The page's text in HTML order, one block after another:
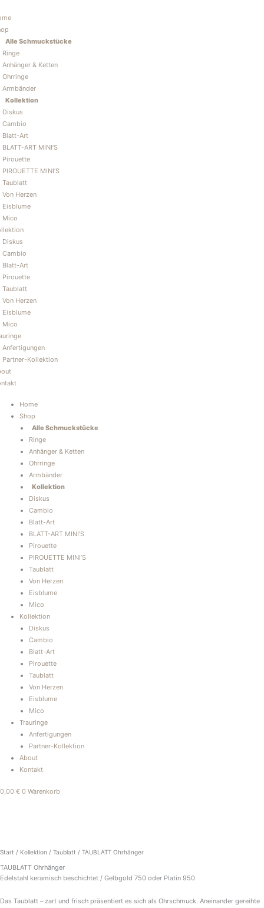
Inhalt
springen
Alle Schmuckstücke
Ringe
Anhänger & Ketten
Ohrringe
Armbänder
Kollektion
Diskus
Cambio
Blatt-Art
BLATT-ART MINI’S
Pirouette
PIROUETTE MINI’S
Taublatt
Von Herzen
Eisblume
Mico
Diskus
Cambio
Blatt-Art
Pirouette
Taublatt
Von Herzen
Eisblume
Mico
Anfertigungen
Partner-Kollektion
Home
Shop
Alle Schmuckstücke
Ringe
Anhänger & Ketten
Ohrringe
Armbänder
Kollektion
Diskus
Cambio
Blatt-Art
BLATT-ART MINI’S
Pirouette
PIROUETTE MINI’S
Taublatt
Von Herzen
Eisblume
Mico
Kollektion
Diskus
Cambio
Blatt-Art
Pirouette
Taublatt
Von Herzen
Eisblume
Mico
Trauringe
Anfertigungen
Partner-Kollektion
About
Kontakt
0,00 € 0 Warenkorb
Start / Kollektion / Taublatt / TAUBLATT Ohrhänger
TAUBLATT Ohrhänger
Edelstahl keramisch beschichtet / Gelbgold 750 oder Platin 950
Das Taublatt – zart und frisch präsentiert es sich als Ohrschmuck. Aneinander gereihte